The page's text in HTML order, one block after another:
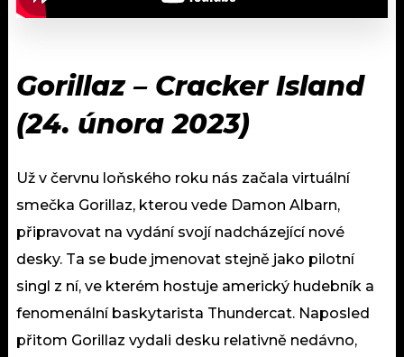
Gorillaz – Cracker Island
(24. února 2023)
Už v červnu loňského roku nás začala virtuální
smečka Gorillaz, kterou vede Damon Albarn,
připravovat na vydání svojí nadcházející nové
desky. Ta se bude jmenovat stejně jako pilotní
singl z ní, ve kterém hostuje americký hudebník a
fenomenální baskytarista Thundercat. Naposled
přitom Gorillaz vydali desku relativně nedávno,